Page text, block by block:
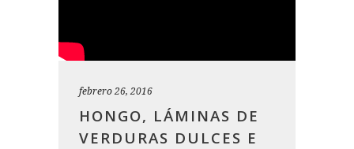
febrero 26, 2016
HONGO, LÁMINAS DE
VERDURAS DULCES E